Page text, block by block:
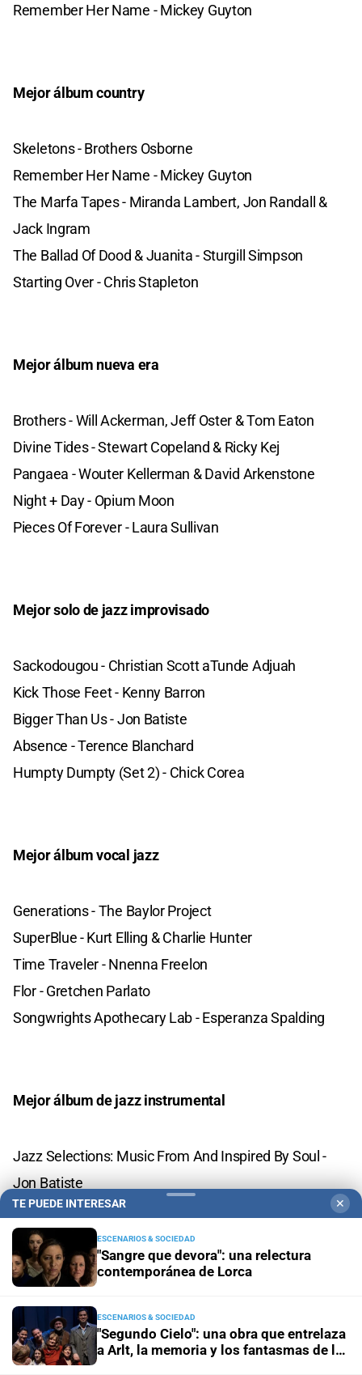
Remember Her Name - Mickey Guyton
Mejor álbum country
Skeletons - Brothers Osborne
Remember Her Name - Mickey Guyton
The Marfa Tapes - Miranda Lambert, Jon Randall &
Jack Ingram
The Ballad Of Dood & Juanita - Sturgill Simpson
Starting Over - Chris Stapleton
Mejor álbum nueva era
Brothers - Will Ackerman, Jeff Oster & Tom Eaton
Divine Tides - Stewart Copeland & Ricky Kej
Pangaea - Wouter Kellerman & David Arkenstone
Night + Day - Opium Moon
Pieces Of Forever - Laura Sullivan
Mejor solo de jazz improvisado
Sackodougou - Christian Scott aTunde Adjuah
Kick Those Feet - Kenny Barron
Bigger Than Us - Jon Batiste
Absence - Terence Blanchard
Humpty Dumpty (Set 2) - Chick Corea
Mejor álbum vocal jazz
Generations - The Baylor Project
SuperBlue - Kurt Elling & Charlie Hunter
Time Traveler - Nnenna Freelon
Flor - Gretchen Parlato
Songwrights Apothecary Lab - Esperanza Spalding
Mejor álbum de jazz instrumental
Jazz Selections: Music From And Inspired By Soul -
Jon Batiste
Absence - Terence Blanchard Featuring The E
Collective And The Turtle Island Quartet
Skyline - Ron Carter, Jack DeJohnette & Gonzalo
Rubalcaba
Akoustic Band LIVE - Chick Corea, John Patitucci &
Dave Weckl
Side-Eye NYC (V1.IV) - Pat Metheny
TE PUEDE INTERESAR ✕
ESCENARIOS & SOCIEDAD
"Sangre que devora": una relectura
contemporánea de Lorca
ESCENARIOS & SOCIEDAD
"Segundo Cielo": una obra que entrelaza
a Arlt, la memoria y los fantasmas de la